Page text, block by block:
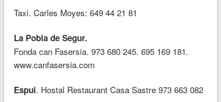
Taxi. Carles Moyes: 649 44 21 81
La Pobla de Segur.
Fonda can Fasersia. 973 680 245. 695 169 181.
www.canfasersia.com
Espui. Hostal Restaurant Casa Sastre 973 663 082